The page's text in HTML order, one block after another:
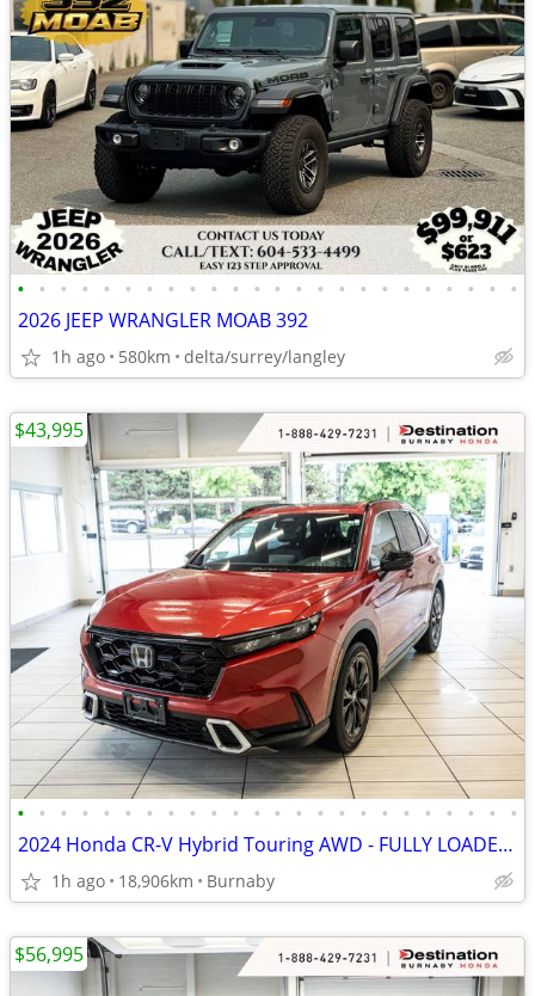
• • • • • • • • • • • • • • • • • • • • • • • •
2026 JEEP WRANGLER MOAB 392
1h ago 580km delta/surrey/langley
• • • • • • • • • • • • • • • • • • • • • • • •
2024 Honda CR-V Hybrid Touring AWD - FULLY LOADED - ROOMY - LIKE NEW
1h ago 18,906km Burnaby
$43,995
$56,995